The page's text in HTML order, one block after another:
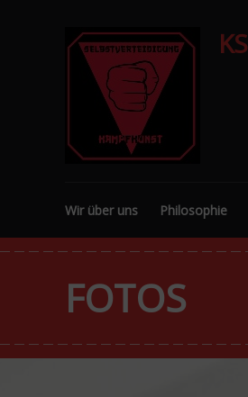
Wir über uns Philosophie
FOTOS